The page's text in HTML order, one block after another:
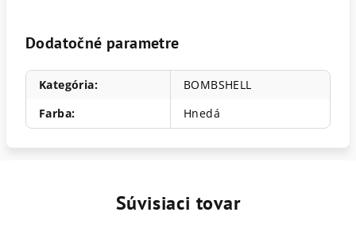
Dodatočné parametre
Kategória:
BOMBSHELL
Farba: Hnedá
Súvisiaci tovar